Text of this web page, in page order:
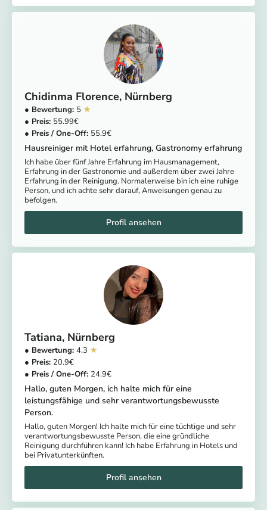
Chidinma Florence Nürnberg
5
55.99
55.9
Hausreiniger mit Hotel erfahrung, Gastronomy erfahrung
Ich habe über fünf Jahre Erfahrung im Hausmanagement,
Erfahrung in der Gastronomie und außerdem über zwei Jahre
Erfahrung in der Reinigung. Normalerweise bin ich eine ruhige
Person, und ich achte sehr darauf, Anweisungen genau zu
befolgen.
Tatiana Nürnberg
4.3
20.9
24.9
Hallo, guten Morgen, ich halte mich für eine
leistungsfähige und sehr verantwortungsbewusste
Person.
Hallo, guten Morgen! Ich halte mich für eine tüchtige und sehr
verantwortungsbewusste Person, die eine gründliche
Reinigung durchführen kann! Ich habe Erfahrung in Hotels und
bei Privatunterkünften.